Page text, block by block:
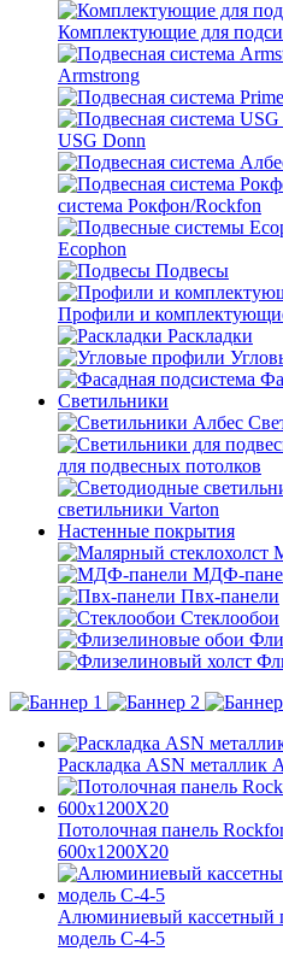
Комплектующие для
Armstrong
USG Donn
система Рокфон/Rockfon
Ecophon
Подвесы
Профили и
Раскладки
Светильники
для подвесных потолков
светильники Varton
Настенные покрытия
МДФ-
Пвх-панели
Стеклообои
Раскладка ASN металлик
Потолочная панель
600x1200X20
Алюминиевый кассетный
модель C-4-5